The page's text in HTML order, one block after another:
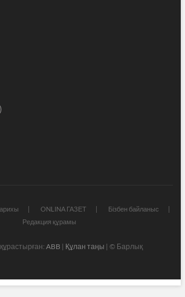
ONLINA ГАЗЕТ
Бізбен байланыс
Редакция құрамы
ABB | Құлан таңы | © Барлық